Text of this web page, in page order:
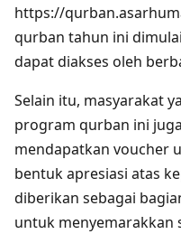
https://
qurban tahun ini
dapat diakses oleh
Selain itu, masyarakat
program qurban ini
mendapatkan voucher
bentuk apresiasi atas
diberikan sebagai
untuk menyemarakkan